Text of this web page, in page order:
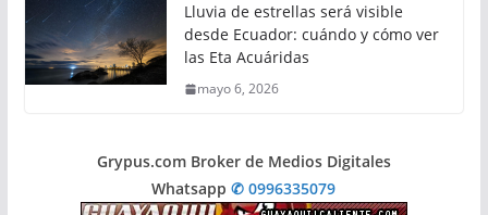
Lluvia de estrellas será visible
desde Ecuador: cuándo y cómo ver
las Eta Acuáridas
mayo 6, 2026
Grypus.com Broker de Medios Digitales
Whatsapp✆ 0996335079